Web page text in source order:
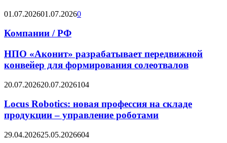
01.07.202601.07.20260
Компании / РФ
НПО «Аконит» разрабатывает передвижной
конвейер для формирования солеотвалов
20.07.202620.07.2026104
Locus Robotics: новая профессия на складе
продукции – управление роботами
29.04.202625.05.2026604